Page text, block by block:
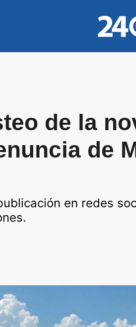
de la
de
en redes